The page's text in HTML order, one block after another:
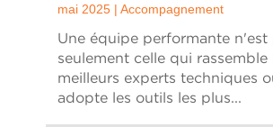
mai 2025| Accompagnement
Une équipe performante n'est
seulement celle qui rassemble
meilleurs experts techniques
adopte les outils les plus...